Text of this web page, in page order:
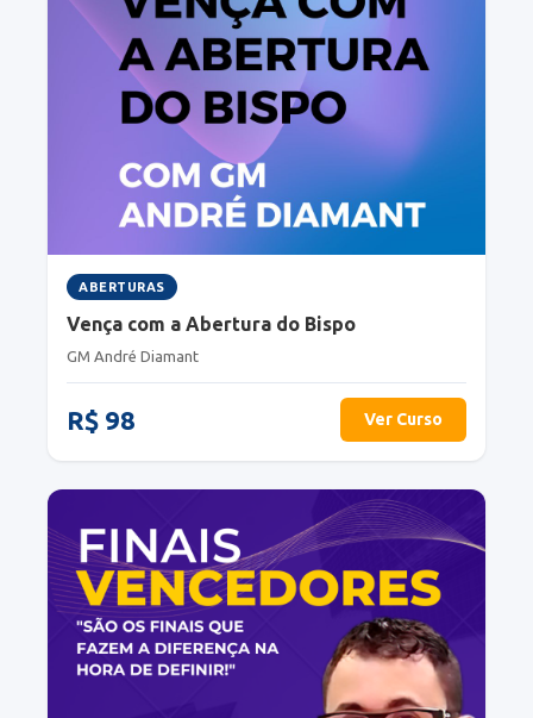
ABERTURAS
Vença com a Abertura do Bispo
GM André Diamant
R$ 98 Ver Curso